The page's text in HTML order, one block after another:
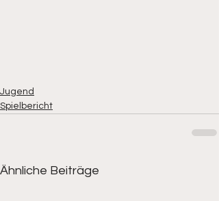
Jugend
Spielbericht
Ähnliche Beiträge